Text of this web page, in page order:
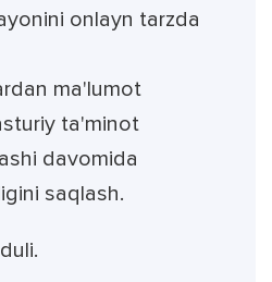
onlayn tarzda
ma'lumot
ta'minot
davomida
saqlash.